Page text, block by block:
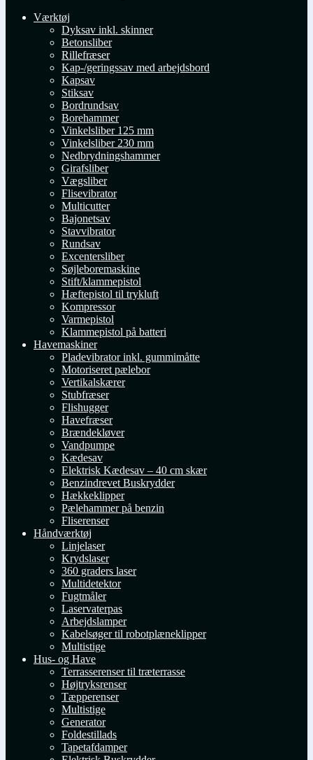
Værktøj
Dyksav inkl. skinner
Betonsliber
Rillefræser
Kap-/geringssav med arbejdsbord
Kapsav
Stiksav
Bordrundsav
Borehammer
Vinkelsliber 125 mm
Vinkelsliber 230 mm
Nedbrydningshammer
Girafsliber
Vægsliber
Flisevibrator
Multicutter
Bajonetsav
Stavvibrator
Rundsav
Excentersliber
Søjleboremaskine
Stift/klammepistol
Hæftepistol til trykluft
Kompressor
Varmepistol
Klammepistol på batteri
Havemaskiner
Pladevibrator inkl. gummimåtte
Motoriseret pælebor
Vertikalskærer
Stubfræser
Flishugger
Havefræser
Brændekløver
Vandpumpe
Kædesav
Elektrisk Kædesav – 40 cm skær
Benzindrevet Buskrydder
Hækkeklipper
Pælehammer på benzin
Fliserenser
Håndværktøj
Linjelaser
Krydslaser
360 graders laser
Multidetektor
Fugtmåler
Laservaterpas
Arbejdslamper
Kabelsøger til robotplæneklipper
Multistige
Hus- og Have
Terrasserenser til træterrasse
Højtryksrenser
Tæpperenser
Multistige
Generator
Foldestillads
Tapetafdamper